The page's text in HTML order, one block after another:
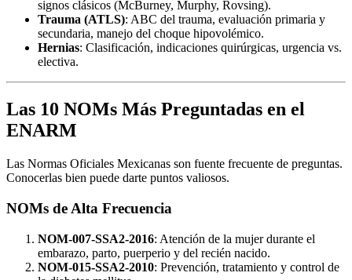
signos clásicos (McBurney, Murphy, Rovsing).
Trauma (ATLS): ABC del trauma, evaluación primaria y
secundaria, manejo del choque hipovolémico.
Hernias: Clasificación, indicaciones quirúrgicas, urgencia vs.
electiva.
Las 10 NOMs Más Preguntadas en el
ENARM
Las Normas Oficiales Mexicanas son fuente frecuente de preguntas.
Conocerlas bien puede darte puntos valiosos.
NOMs de Alta Frecuencia
NOM-007-SSA2-2016: Atención de la mujer durante el
embarazo, parto, puerperio y del recién nacido.
NOM-015-SSA2-2010: Prevención, tratamiento y control de